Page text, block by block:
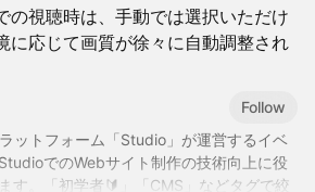
の視聴時は、手動では選択いただけ
に応じて画質が徐々に自動調整され
Follow
ットフォーム「Studio」が運営するイベ
でのWebサイト制作の技術向上に役
す。「初学者🔰」「CMS」などタグで絞